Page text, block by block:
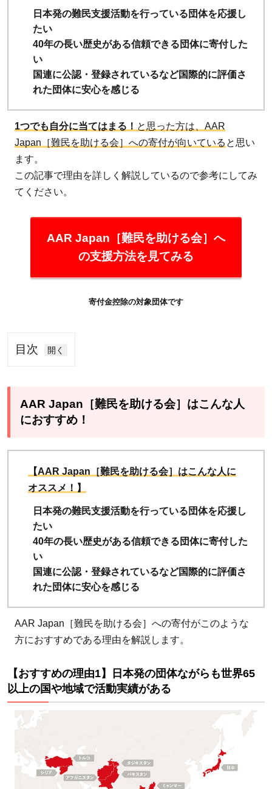
日本発の難民支援活動を行っている団体を応援し
たい
40年の長い歴史がある信頼できる団体に寄付した
い
国連に公認・登録されているなど国際的に評価さ
れた団体に安心を感じる
1つでも自分に当てはまる！ と思った方は、AAR
Japan［難民を助ける会］への寄付が向いている と思い
ます。
この記事で理由を詳しく解説しているので参考にしてみ
てください。
AAR Japan［難民を助ける会］へ
の支援方法を見てみる
寄付金控除の対象団体です
目次
1 AAR
民を助け
る会］は
におすす
め！
1.1
【お
すす
めの
1】
日本
なが
65以
上の
国や
動実
績が
AAR Japan［難民を助ける会］はこんな人
におすすめ！
【AAR Japan［難民を助ける会］はこんな人に
オススメ！】
日本発の難民支援活動を行っている団体を応援し
たい
40年の長い歴史がある信頼できる団体に寄付した
い
国連に公認・登録されているなど国際的に評価さ
れた団体に安心を感じる
AAR Japan［難民を助ける会］への寄付がこのような
方におすすめである理由を解説します。
【おすすめの理由1】日本発の団体ながらも世界65
以上の国や地域で活動実績がある